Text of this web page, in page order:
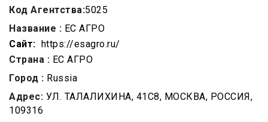
Код Агентства:5025
Название : ЕС АГРО
Сайт: https://esagro.ru/
Страна : ЕС АГРО
Город : Russia
Адрес: УЛ. ТАЛАЛИХИНА, 41С8, МОСКВА, РОССИЯ,
109316